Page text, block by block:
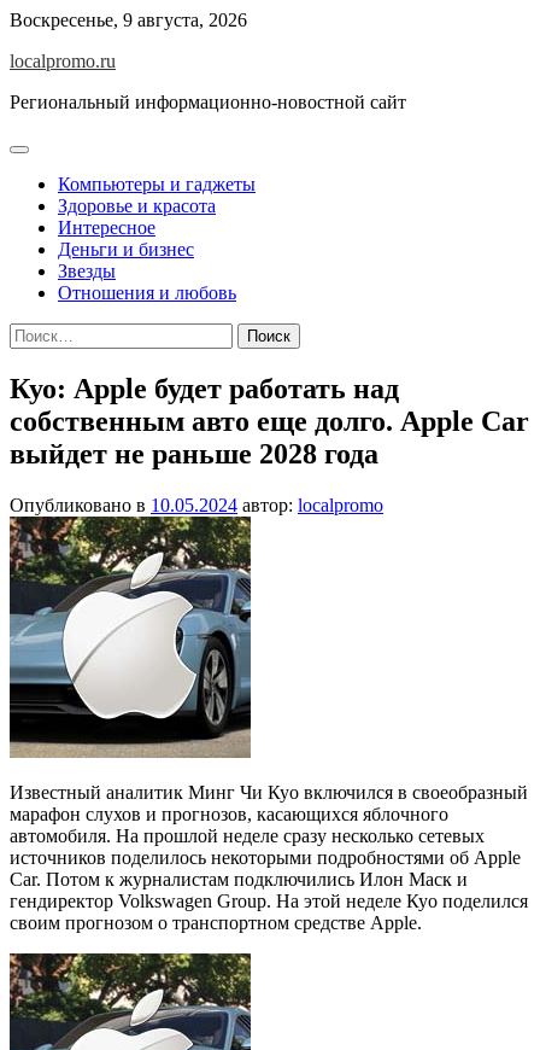
Перейти
содержимому
Воскресенье, 9 августа, 2026
localpromo.ru
Региональный информационно-новостной сайт
Компьютеры и гаджеты
Здоровье и красота
Интересное
Деньги и бизнес
Звезды
Отношения и любовь
Найти:
Куо: Apple будет работать над
собственным авто еще долго. Apple Car
выйдет не раньше 2028 года
Опубликовано в 10.05.2024 автор: localpromo
Известный аналитик Минг Чи Куо включился в своеобразный
марафон слухов и прогнозов, касающихся яблочного
автомобиля. На прошлой неделе сразу несколько сетевых
источников поделилось некоторыми подробностями об Apple
Car. Потом к журналистам подключились Илон Маск и
гендиректор Volkswagen Group. На этой неделе Куо поделился
своим прогнозом о транспортном средстве Apple.